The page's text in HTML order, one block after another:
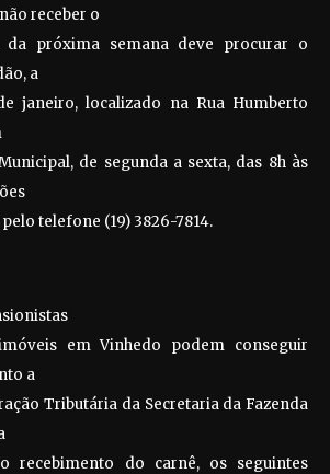
receber o
próxima semana deve procurar o
a
janeiro, localizado na Rua Humberto
de segunda a sexta, das 8h às
telefone (19) 3826-7814.
em Vinhedo podem conseguir
a
Tributária da Secretaria da Fazenda
recebimento do carnê, os seguintes